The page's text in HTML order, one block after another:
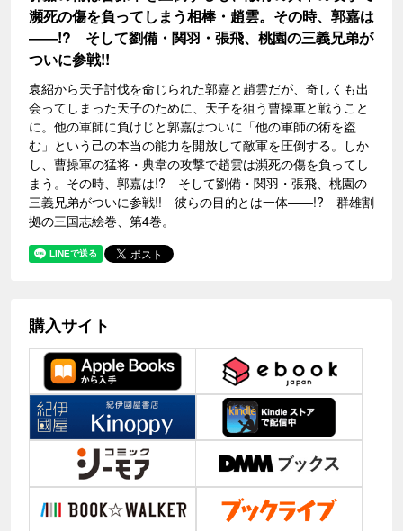
瀕死の傷を負ってしまう相棒・趙雲。その時、郭嘉は
――!? そして劉備・関羽・張飛、桃園の三義兄弟が
ついに参戦!!
袁紹から天子討伐を命じられた郭嘉と趙雲だが、奇しくも出
会ってしまった天子のために、天子を狙う曹操軍と戦うこと
に。他の軍師に負けじと郭嘉はついに「他の軍師の術を盗
む」という己の本当の能力を開放して敵軍を圧倒する。しか
し、曹操軍の猛将・典韋の攻撃で趙雲は瀕死の傷を負ってし
まう。その時、郭嘉は!? そして劉備・関羽・張飛、桃園の
三義兄弟がついに参戦!! 彼らの目的とは一体――!? 群雄割
拠の三国志絵巻、第4巻。
購入サイト